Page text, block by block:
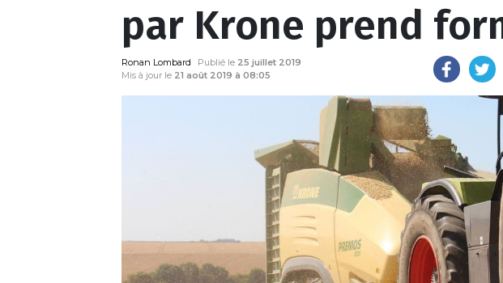
par Krone prend
Ronan Lombard Publié le 25 juillet 2019
Mis à jour le 21 août 2019 à 08:05